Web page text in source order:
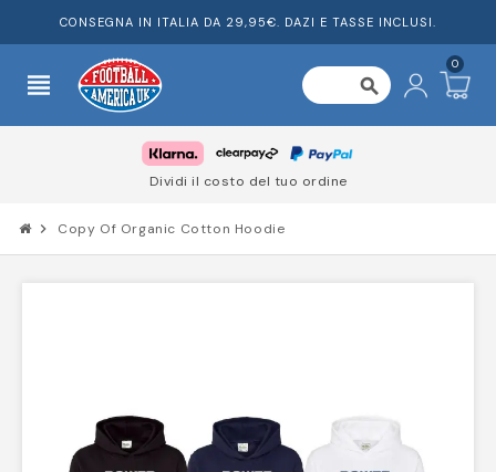
CONSEGNA IN ITALIA DA 29,95€. DAZI E TASSE INCLUSI.
view_headline search
0
Dividi il costo del tuo ordine
chevron_right Copy Of Organic Cotton Hoodie